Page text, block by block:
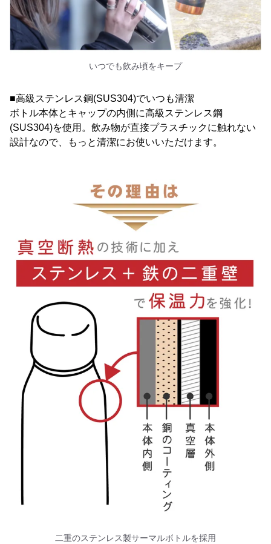
いつでも飲み頃をキープ
■高級ステンレス鋼(SUS304)でいつも清潔
ボトル本体とキャップの内側に高級ステンレス鋼
(SUS304)を使用。飲み物が直接プラスチックに触れない
設計なので、もっと清潔にお使いいただけます。
二重のステンレス製サーマルボトルを採用